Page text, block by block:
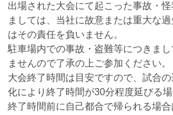
出場された大会にて起こった事故・
ましては、当社に故意または重大な
はその責任を負いません。
駐車場内での事故・盗難等につきま
ませんので了承の上ご参加ください。
大会終了時間は目安ですので、試合
化により終了時間が30分程度延びる場
終了時間前に自己都合で帰られる場